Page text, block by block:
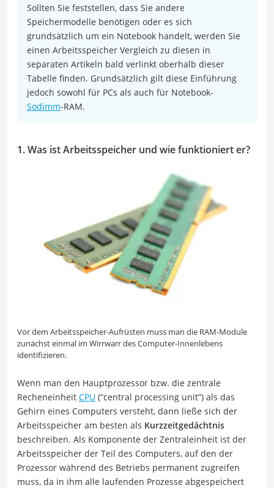
Sollten Sie feststellen, dass Sie andere
Speichermodelle benötigen oder es sich
grundsätzlich um ein Notebook handelt, werden Sie
einen Arbeitsspeicher Vergleich zu diesen in
separaten Artikeln bald verlinkt oberhalb dieser
Tabelle finden. Grundsätzlich gilt diese Einführung
jedoch sowohl für PCs als auch für Notebook-
Sodimm-RAM.
1. Was ist Arbeitsspeicher und wie funktioniert er?
Vor dem Arbeitsspeicher-Aufrüsten muss man die RAM-Module
zunächst einmal im Wirrwarr des Computer-Innenlebens
identifizieren.
Wenn man den Hauptprozessor bzw. die zentrale
Recheneinheit CPU (“central processing unit”) als das
Gehirn eines Computers versteht, dann ließe sich der
Arbeitsspeicher am besten als Kurzzeitgedächtnis
beschreiben. Als Komponente der Zentraleinheit ist der
Arbeitsspeicher der Teil des Computers, auf den der
Prozessor während des Betriebs permanent zugreifen
muss, da in ihm alle laufenden Prozesse abgespeichert